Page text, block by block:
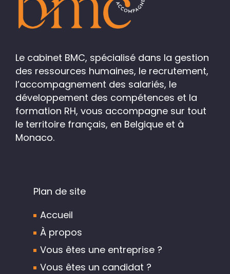
Le cabinet BMC, spécialisé dans la gestion
des ressources humaines, le recrutement,
l’accompagnement des salariés, le
développement des compétences et la
formation RH, vous accompagne sur tout
le territoire français, en Belgique et à
Monaco.
Plan de site
Accueil
À propos
Vous êtes une entreprise ?
Vous êtes un candidat ?